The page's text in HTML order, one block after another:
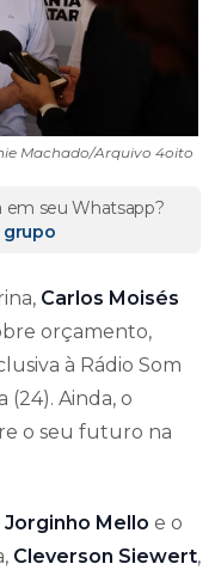
Machado/Arquivo 4oito
em seu Whatsapp?
grupo
Carlos Moisés
orçamento,
à Rádio Som
(24). Ainda, o
o seu futuro na
Jorginho Mello e o
Cleverson Siewert,